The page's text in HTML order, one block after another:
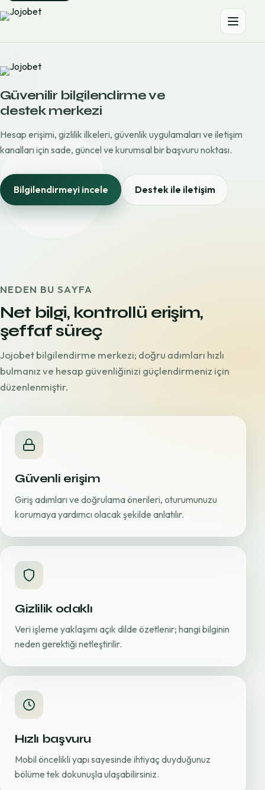
Güvenilir bilgilendirme ve
destek merkezi
Hesap erişimi, gizlilik ilkeleri, güvenlik uygulamaları ve iletişim
kanalları için sade, güncel ve kurumsal bir başvuru noktası.
Bilgilendirmeyi incele Destek ile iletişim
NEDEN BU SAYFA
Net bilgi, kontrollü erişim,
şeffaf süreç
Jojobet bilgilendirme merkezi; doğru adımları hızlı
bulmanız ve hesap güvenliğinizi güçlendirmeniz için
düzenlenmiştir.
Güvenli erişim
Giriş adımları ve doğrulama önerileri, oturumunuzu
korumaya yardımcı olacak şekilde anlatılır.
Gizlilik odaklı
Veri işleme yaklaşımı açık dilde özetlenir; hangi bilginin
neden gerektiği netleştirilir.
Hızlı başvuru
Mobil öncelikli yapı sayesinde ihtiyaç duyduğunuz
bölüme tek dokunuşla ulaşabilirsiniz.